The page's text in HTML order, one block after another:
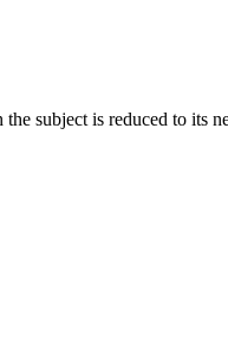
subject is reduced to its